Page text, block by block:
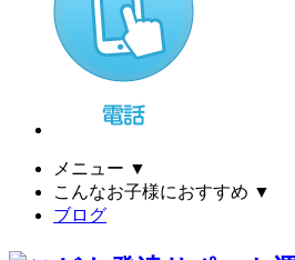
メニュー ▼
こんなお子様におすすめ ▼
ブログ